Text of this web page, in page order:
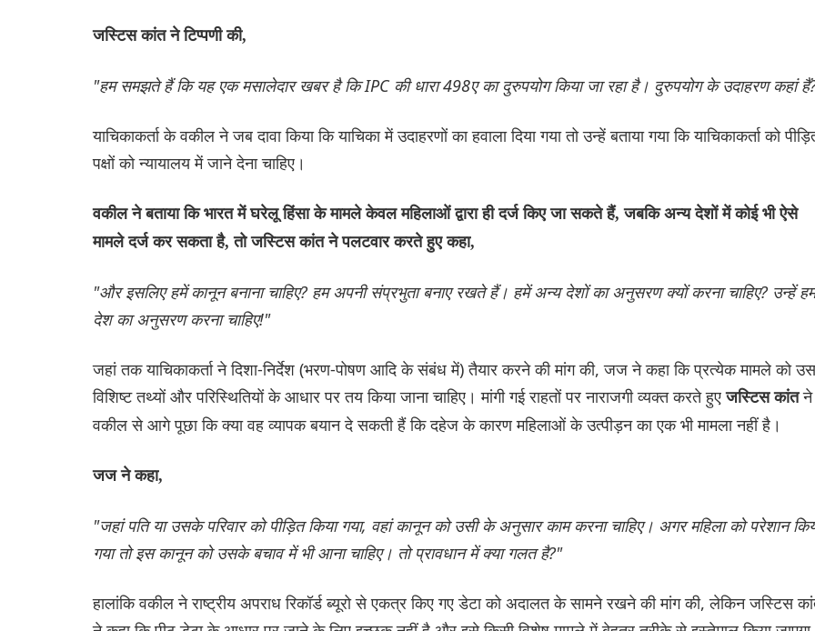
जस्टिस कांत ने टिप्पणी की,
"हम समझते हैं कि यह एक मसालेदार खबर है कि IPC की धारा 498ए का दुरुपयोग किया जा रहा है। दुरुपयोग के उदाहरण कहां
याचिकाकर्ता के वकील ने जब दावा किया कि याचिका में उदाहरणों का हवाला दिया गया तो उन्हें बताया गया कि याचिकाकर्ता को
पक्षों को न्यायालय में जाने देना चाहिए।
वकील ने बताया कि भारत में घरेलू हिंसा के मामले केवल महिलाओं द्वारा ही दर्ज किए जा सकते हैं, जबकि अन्य देशों में कोई भी ऐसे
मामले दर्ज कर सकता है, तो जस्टिस कांत ने पलटवार करते हुए कहा,
"और इसलिए हमें कानून बनाना चाहिए? हम अपनी संप्रभुता बनाए रखते हैं। हमें अन्य देशों का अनुसरण क्यों करना चाहिए? उन्हें
देश का अनुसरण करना चाहिए!"
जहां तक ​​याचिकाकर्ता ने दिशा-निर्देश (भरण-पोषण आदि के संबंध में) तैयार करने की मांग की, जज ने कहा कि प्रत्येक मामले को
विशिष्ट तथ्यों और परिस्थितियों के आधार पर तय किया जाना चाहिए। मांगी गई राहतों पर नाराजगी व्यक्त करते हुएजस्टिस कांतने
वकील से आगे पूछा कि क्या वह व्यापक बयान दे सकती हैं कि दहेज के कारण महिलाओं के उत्पीड़न का एक भी मामला नहीं है।
जज ने कहा,
"जहां पति या उसके परिवार को पीड़ित किया गया, वहां कानून को उसी के अनुसार काम करना चाहिए। अगर महिला को परेशान
गया तो इस कानून को उसके बचाव में भी आना चाहिए। तो प्रावधान में क्या गलत है?"
हालांकि वकील ने राष्ट्रीय अपराध रिकॉर्ड ब्यूरो से एकत्र किए गए डेटा को अदालत के सामने रखने की मांग की, लेकिन जस्टिस